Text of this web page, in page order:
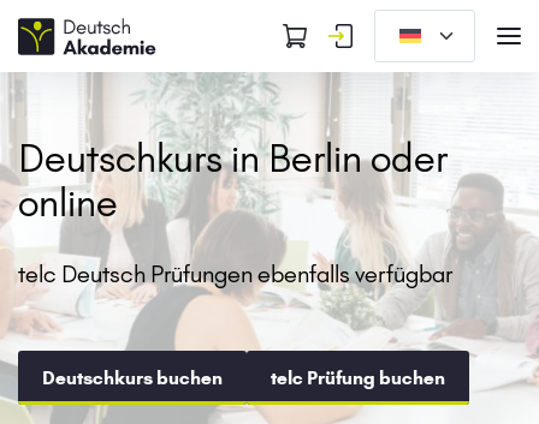
Deutschkurs in Berlin oder
online
telc Deutsch Prüfungen ebenfalls verfügbar
Deutschkurs buchen telc Prüfung buchen